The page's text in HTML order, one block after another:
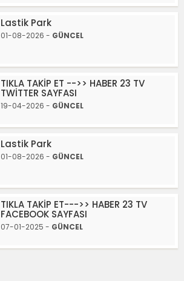
Lastik Park
01-08-2026 - GÜNCEL
TIKLA TAKİP ET -->> HABER 23 TV
TWİTTER SAYFASI
19-04-2026 - GÜNCEL
Lastik Park
01-08-2026 - GÜNCEL
TIKLA TAKİP ET--->> HABER 23 TV
FACEBOOK SAYFASI
07-01-2025 - GÜNCEL